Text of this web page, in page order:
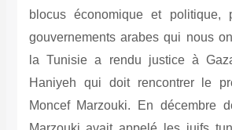
blocus économique et politique,
gouvernements arabes qui nous
la Tunisie a rendu justice à
Haniyeh qui doit rencontrer le
Moncef Marzouki. En décembre